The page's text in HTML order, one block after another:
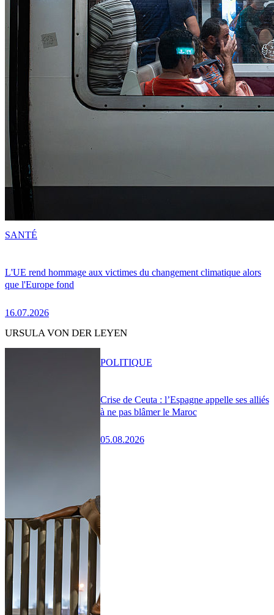
L'UE rend hommage aux victimes du changement climatique alors
que l'Europe fond
16.07.2026
SANTÉ
URSULA VON DER LEYEN
Crise de Ceuta : l’Espagne appelle ses alliés
à ne pas blâmer le Maroc
05.08.2026
POLITIQUE